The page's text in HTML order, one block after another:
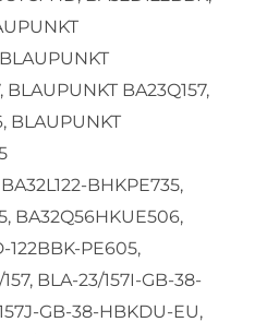
BA23Q157,
BLAUPUNKT
BHKPE735,
BA32Q56HKUE506,
122BBK-PE605,
BLA-23/157I-GB-38-
GB-38-HBKDU-EU,